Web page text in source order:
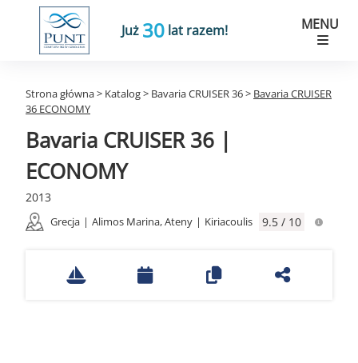
Już 30 lat razem! MENU
Strona główna> Katalog> Bavaria CRUISER 36> Bavaria CRUISER
36 ECONOMY
Bavaria CRUISER 36 |
ECONOMY
2013
Grecja | Alimos Marina, Ateny | Kiriacoulis 9.5 / 10